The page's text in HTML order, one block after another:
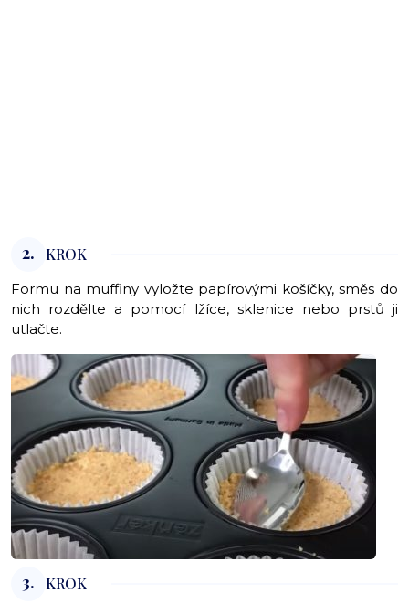
2. KROK
Formu na muffiny vyložte papírovými košíčky, směs do
nich rozdělte a pomocí lžíce, sklenice nebo prstů ji
utlačte.
3. KROK